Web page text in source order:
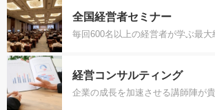
全国経営者セミナー
毎回600名以上の経営者が学ぶ最大
経営コンサルティング
企業の成長を加速させる講師陣が